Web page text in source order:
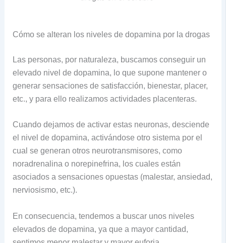
Cómo se alteran los niveles de dopamina por la drogas
Las personas, por naturaleza, buscamos conseguir un
elevado nivel de dopamina, lo que supone mantener o
generar sensaciones de satisfacción, bienestar, placer,
etc., y para ello realizamos actividades placenteras.
Cuando dejamos de activar estas neuronas, desciende
el nivel de dopamina, activándose otro sistema por el
cual se generan otros neurotransmisores, como
noradrenalina o norepinefrina, los cuales están
asociados a sensaciones opuestas (malestar, ansiedad,
nerviosismo, etc.).
En consecuencia, tendemos a buscar unos niveles
elevados de dopamina, ya que a mayor cantidad,